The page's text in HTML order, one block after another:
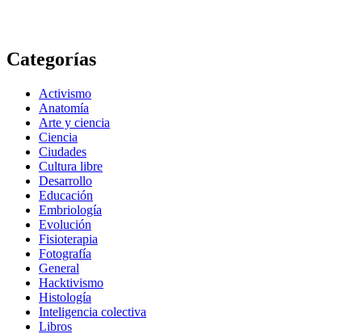
Categorías
Activismo
Anatomía
Arte y ciencia
Ciencia
Ciudades
Cultura libre
Desarrollo
Educación
Embriología
Evolución
Fisioterapia
Fotografía
General
Hacktivismo
Histología
Inteligencia colectiva
Libros